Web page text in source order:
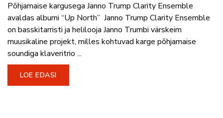
Põhjamaise kargusega Janno Trump Clarity Ensemble
avaldas albumi “Up North” Janno Trump Clarity Ensemble
on basskitarristi ja helilooja Janno Trumbi värskeim
muusikaline projekt, milles kohtuvad karge põhjamaise
soundiga klaveritrio ...
LOE EDASI